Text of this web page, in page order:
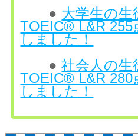
● 大学生の生
TOEIC® L&R 255
しました！
●社会人の生
TOEIC® L&R 280
しました！